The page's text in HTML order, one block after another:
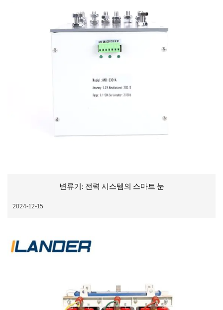
변류기: 전력 시스템의 스마트 눈
2024-12-15